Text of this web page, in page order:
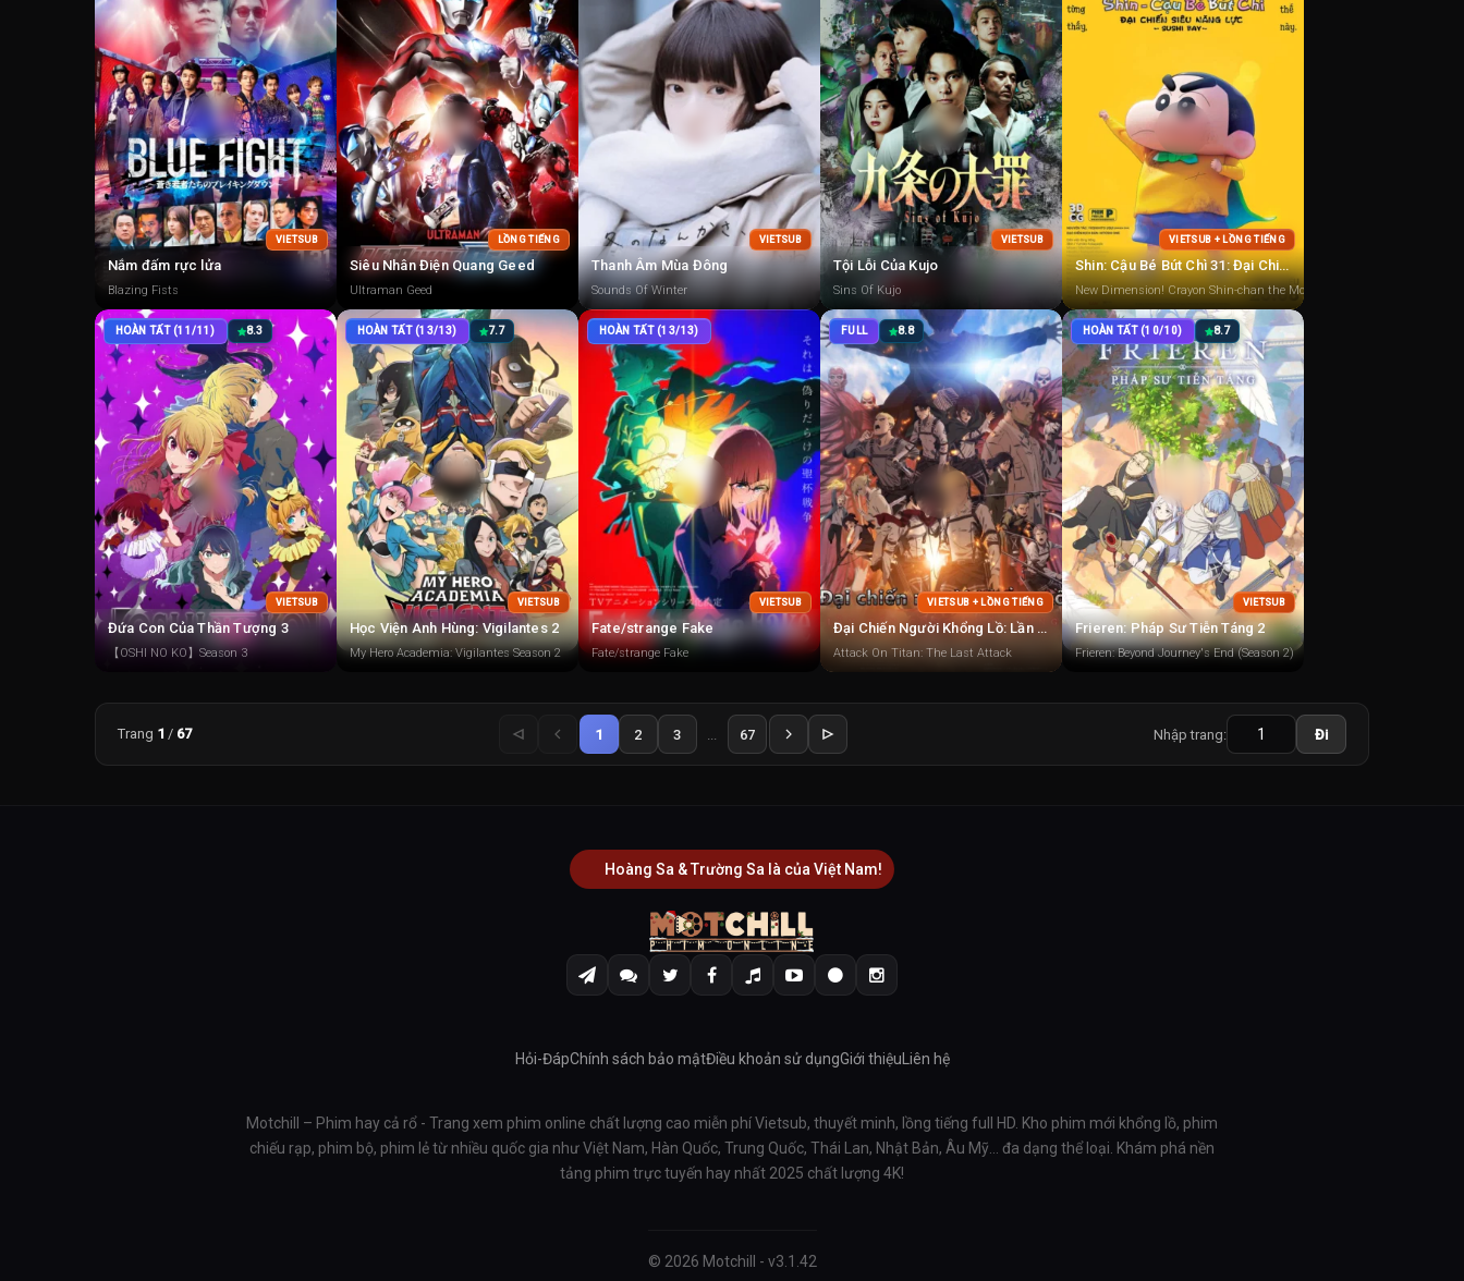
VIETSUB
Nắm đấm rực lửa
Blazing Fists
LỒNG TIẾNG
Siêu Nhân Điện Quang Geed
Ultraman Geed
VIETSUB
Thanh Âm Mùa Đông
Sounds Of Winter
VIETSUB
Tội Lỗi Của Kujo
Sins Of Kujo
VIETSUB + LỒNG TIẾNG
Shin: Cậu Bé Bút Chì 31: Đại Chiến Siêu Năng Lực ~ Sushi Bay ~
New Dimension! Crayon Shin-chan the Movie: Battle of Supernatural
HOÀN TẤT (11/11) 8.3
VIETSUB
Đứa Con Của Thần Tượng 3
【OSHI NO KO】Season 3
HOÀN TẤT (13/13) 7.7
VIETSUB
Học Viện Anh Hùng: Vigilantes 2
My Hero Academia: Vigilantes Season 2
HOÀN TẤT (13/13)
VIETSUB
Fate/strange Fake
Fate/strange Fake
FULL 8.8
VIETSUB + LỒNG TIẾNG
Đại Chiến Người Khổng Lồ: Lần Tấn Công Cuối Cùng (Đại Chiến Titan)
Attack On Titan: The Last Attack
HOÀN TẤT (10/10) 8.7
VIETSUB
Frieren: Pháp Sư Tiễn Táng 2
Frieren: Beyond Journey's End (Season 2)
Trang 1 / 67 1 2 3 67 Nhập trang: Đi
Hoàng Sa & Trường Sa là của Việt Nam!
Hỏi-ĐápChính sách bảo mậtĐiều khoản sử dụngGiới thiệu Liên hệ
Motchill – Phim hay cả rổ - Trang xem phim online chất lượng cao miễn phí Vietsub, thuyết minh, lồng tiếng full HD. Kho phim mới khổng lồ, phim
chiếu rạp, phim bộ, phim lẻ từ nhiều quốc gia như Việt Nam, Hàn Quốc, Trung Quốc, Thái Lan, Nhật Bản, Âu Mỹ… đa dạng thể loại. Khám phá nền
tảng phim trực tuyến hay nhất 2025 chất lượng 4K!
© 2026 Motchill - v3.1.42